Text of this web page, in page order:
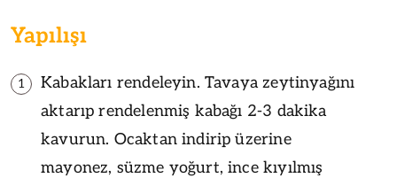
Yapılışı
1
Kabakları rendeleyin. Tavaya zeytinyağını
aktarıp rendelenmiş kabağı 2-3 dakika
kavurun. Ocaktan indirip üzerine
mayonez, süzme yoğurt, ince kıyılmış